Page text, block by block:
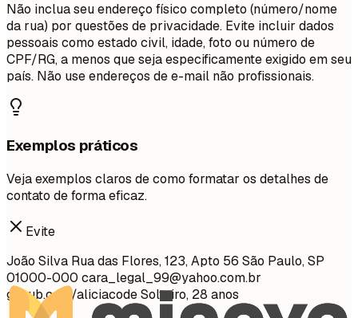
Não inclua seu endereço físico completo (número/nome
da rua) por questões de privacidade. Evite incluir dados
pessoais como estado civil, idade, foto ou número de
CPF/RG, a menos que seja especificamente exigido em seu
país. Não use endereços de e-mail não profissionais.
Exemplos práticos
Veja exemplos claros de como formatar os detalhes de
contato de forma eficaz.
Evite
João Silva Rua das Flores, 123, Apto 56 São Paulo, SP
01000-000 cara_legal_99@yahoo.com.br
github.com/aliciacode Solteiro, 28 anos